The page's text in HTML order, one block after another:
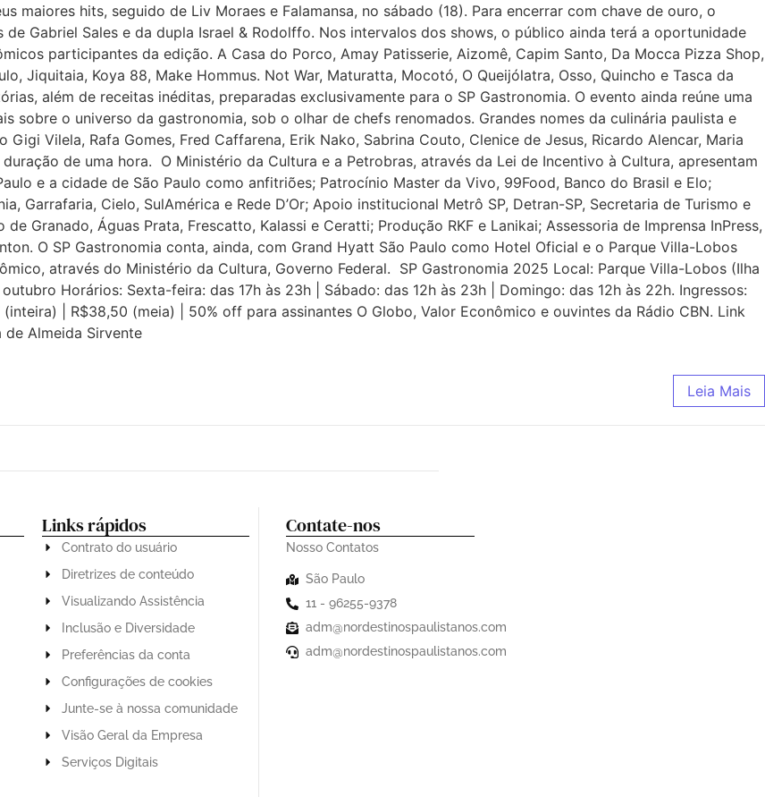
maiores hits, seguido de Liv Moraes e Falamansa, no sábado (18). Para encerrar com chave de ouro, o
Gabriel Sales e da dupla Israel & Rodolffo. Nos intervalos dos shows, o público ainda terá a oportunidade
participantes da edição. A Casa do Porco, Amay Patisserie, Aizomê, Capim Santo, Da Mocca Pizza Shop,
Jiquitaia, Koya 88, Make Hommus. Not War, Maturatta, Mocotó, O Queijólatra, Osso, Quincho e Tasca da
além de receitas inéditas, preparadas exclusivamente para o SP Gastronomia. O evento ainda reúne uma
sobre o universo da gastronomia, sob o olhar de chefs renomados. Grandes nomes da culinária paulista e
Vilela, Rafa Gomes, Fred Caffarena, Erik Nako, Sabrina Couto, Clenice de Jesus, Ricardo Alencar, Maria
de uma hora. O Ministério da Cultura e a Petrobras, através da Lei de Incentivo à Cultura, apresentam
e a cidade de São Paulo como anfitriões; Patrocínio Master da Vivo, 99Food, Banco do Brasil e Elo;
Garrafaria, Cielo, SulAmérica e Rede D’Or; Apoio institucional Metrô SP, Detran-SP, Secretaria de Turismo e
Granado, Águas Prata, Frescatto, Kalassi e Ceratti; Produção RKF e Lanikai; Assessoria de Imprensa InPress,
O SP Gastronomia conta, ainda, com Grand Hyatt São Paulo como Hotel Oficial e o Parque Villa-Lobos
através do Ministério da Cultura, Governo Federal. SP Gastronomia 2025 Local: Parque Villa-Lobos (Ilha
Horários: Sexta-feira: das 17h às 23h | Sábado: das 12h às 23h | Domingo: das 12h às 22h. Ingressos:
| R$38,50 (meia) | 50% off para assinantes O Globo, Valor Econômico e ouvintes da Rádio CBN. Link
de Almeida Sirvente
Leia Mais
Links rápidos
Contrato do usuário
Diretrizes de conteúdo
Visualizando Assistência
Inclusão e Diversidade
Preferências da conta
Configurações de cookies
Junte-se à nossa comunidade
Visão Geral da Empresa
Serviços Digitais
Contate-nos
Nosso Contatos
São Paulo
11 - 96255-9378
adm@nordestinospaulistanos.com
adm@nordestinospaulistanos.com